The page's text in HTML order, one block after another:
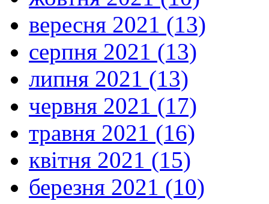
вересня 2021 (13)
серпня 2021 (13)
липня 2021 (13)
червня 2021 (17)
травня 2021 (16)
квітня 2021 (15)
березня 2021 (10)